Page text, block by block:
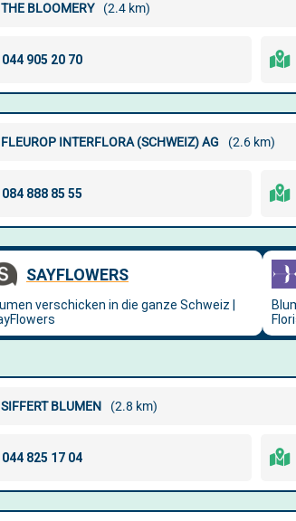
THE BLOOMERY (2.4 km)
FLEUROP INTERFLORA (SCHWEIZ) AG (2.6 km)
SIFFERT BLUMEN (2.8 km)